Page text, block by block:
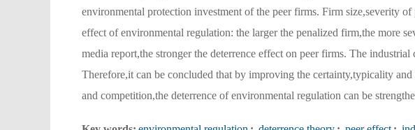
environmental protection investment of the peer firms. Firm size,severity
effect of environmental regulation: the larger the penalized firm,the more
media report,the stronger the deterrence effect on peer firms. The
Therefore,it can be concluded that by improving the certainty,typicality
and competition,the deterrence of environmental regulation can be